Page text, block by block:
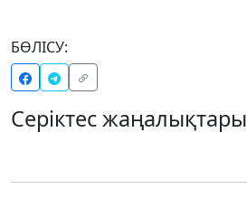
БӨЛІСУ:
Серіктес жаңалықтары